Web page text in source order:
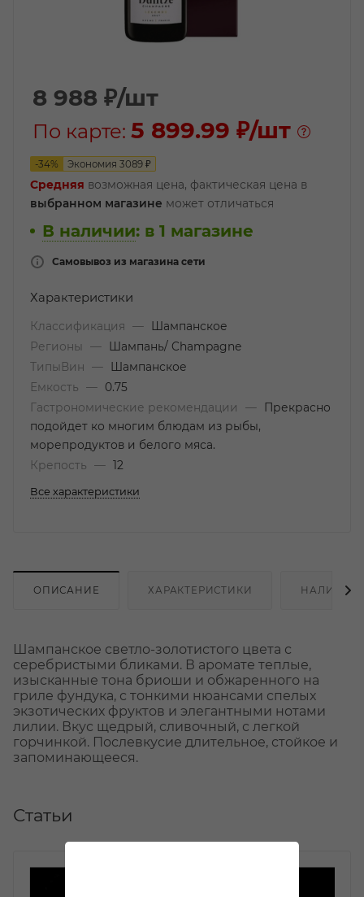
8 988 ₽/шт
По карте: 5 899.99 ₽/шт
-34% Экономия 3089 ₽
Средняя возможная цена, фактическая цена в
выбранном магазине может отличаться
В наличии: в 1 магазине
Самовывоз из магазина сети
Характеристики
Классификация —
Шампанское
Регионы
—
Шампань/ Champagne
ТипыВин
—
Шампанское
Емкость
—
0.75
Гастрономические рекомендации
—
Прекрасно
подойдет ко многим блюдам из рыбы,
морепродуктов и белого мяса.
Крепость
— 12
Все характеристики
ОПИСАНИЕ ХАРАКТЕРИСТИКИ НАЛИЧИЕ
Шампанское светло-золотистого цвета с
серебристыми бликами. В аромате теплые,
изысканные тона бриоши и обжаренного на
гриле фундука, с тонкими нюансами спелых
экзотических фруктов и элегантными нотами
лилии. Вкус щедрый, сливочный, с легкой
горчинкой. Послевкусие длительное, стойкое и
запоминающееся.
Статьи